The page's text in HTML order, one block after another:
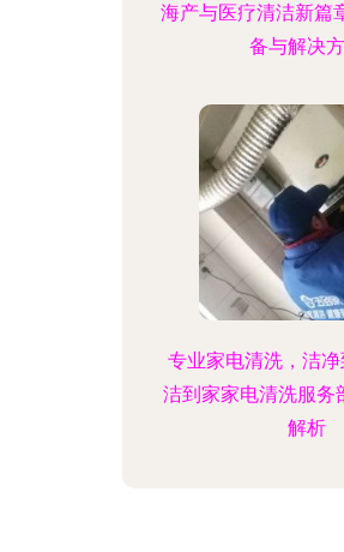
海产与医疗清洁新篇
备与解决
专业家电清洗，洁
洁到家家电清洗服务
解析